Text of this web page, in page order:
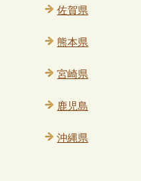
佐賀県
熊本県
宮崎県
鹿児島
沖縄県